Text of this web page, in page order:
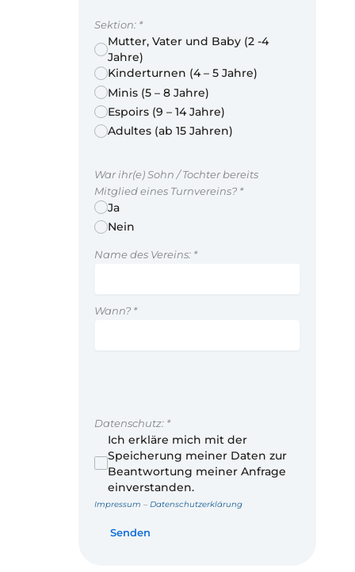
Sektion: *
Mutter, Vater und Baby (2 -4
Jahre)
Kinderturnen (4 – 5 Jahre)
Minis (5 – 8 Jahre)
Espoirs (9 – 14 Jahre)
Adultes (ab 15 Jahren)
War ihr(e) Sohn / Tochter bereits
Mitglied eines Turnvereins? *
Ja
Nein
Name des Vereins: *
Wann? *
Datenschutz: *
Ich erkläre mich mit der
Speicherung meiner Daten zur
Beantwortung meiner Anfrage
einverstanden.
Impressum – Datenschutzerklärung
Senden